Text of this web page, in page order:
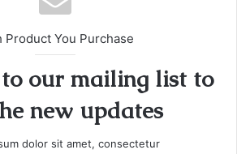
Product You Purchase
to our mailing list to
new updates!
dolor sit amet, consectetur.